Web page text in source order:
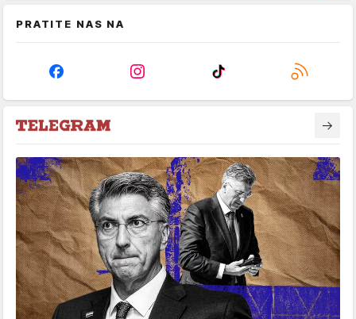
PRATITE NAS NA